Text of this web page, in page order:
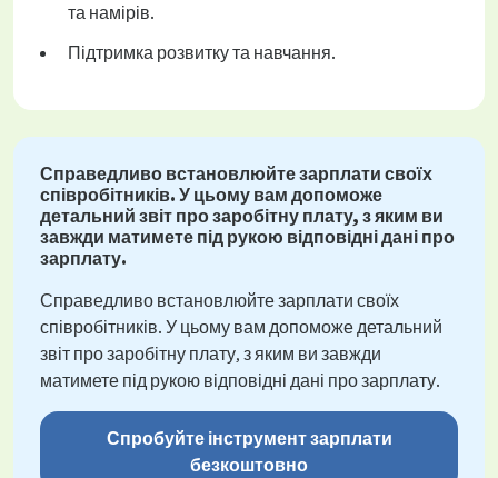
та намірів.
Підтримка розвитку та навчання.
Справедливо встановлюйте зарплати своїх
співробітників. У цьому вам допоможе
детальний звіт про заробітну плату, з яким ви
завжди матимете під рукою відповідні дані про
зарплату.
Справедливо встановлюйте зарплати своїх
співробітників. У цьому вам допоможе детальний
звіт про заробітну плату, з яким ви завжди
матимете під рукою відповідні дані про зарплату.
Спробуйте інструмент зарплати
безкоштовно